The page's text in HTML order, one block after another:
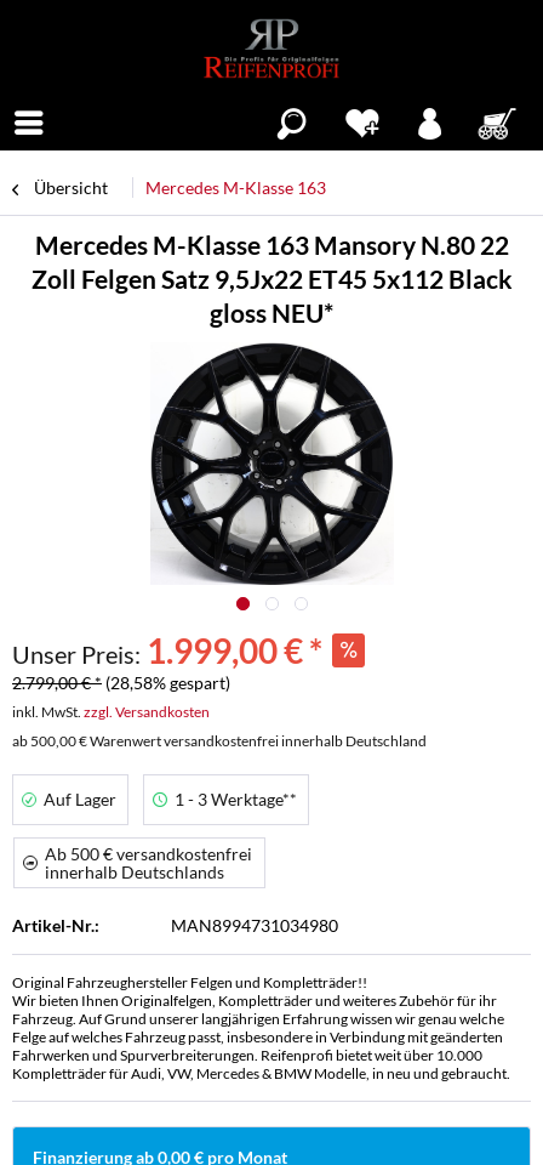
Übersicht Mercedes M-Klasse 163
Mercedes M-Klasse 163 Mansory N.80 22
Zoll Felgen Satz 9,5Jx22 ET45 5x112 Black
gloss NEU*
Unser Preis: 1.999,00 € *
2.799,00 € * (28,58% gespart)
inkl. MwSt. zzgl. Versandkosten
ab 500,00 € Warenwert versandkostenfrei innerhalb Deutschland
Auf Lager 1 - 3 Werktage**
Ab 500 € versandkostenfrei
innerhalb Deutschlands
Artikel-Nr.: MAN8994731034980
Original Fahrzeughersteller Felgen und Kompletträder!!
Wir bieten Ihnen Originalfelgen, Kompletträder und weiteres Zubehör für ihr
Fahrzeug. Auf Grund unserer langjährigen Erfahrung wissen wir genau welche
Felge auf welches Fahrzeug passt, insbesondere in Verbindung mit geänderten
Fahrwerken und Spurverbreiterungen. Reifenprofi bietet weit über 10.000
Kompletträder für Audi, VW, Mercedes & BMW Modelle, in neu und gebraucht.
Finanzierung ab 0,00 € pro Monat